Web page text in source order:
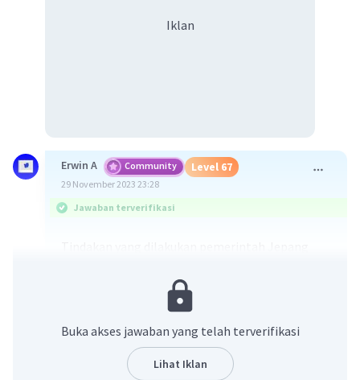
Iklan
Erwin A Community Level 67
29 November 2023 23:28
Jawaban terverifikasi
kebijakan publik.
, tindakan pemerintah Jepang
tersebut dapat dipertanyakan karena berpotensi
menimbulkan dampak negatif terhadap
lingkungan dan kesehatan masyarakat. Air
Buka akses jawaban yang telah terverifikasi
Lihat Iklan